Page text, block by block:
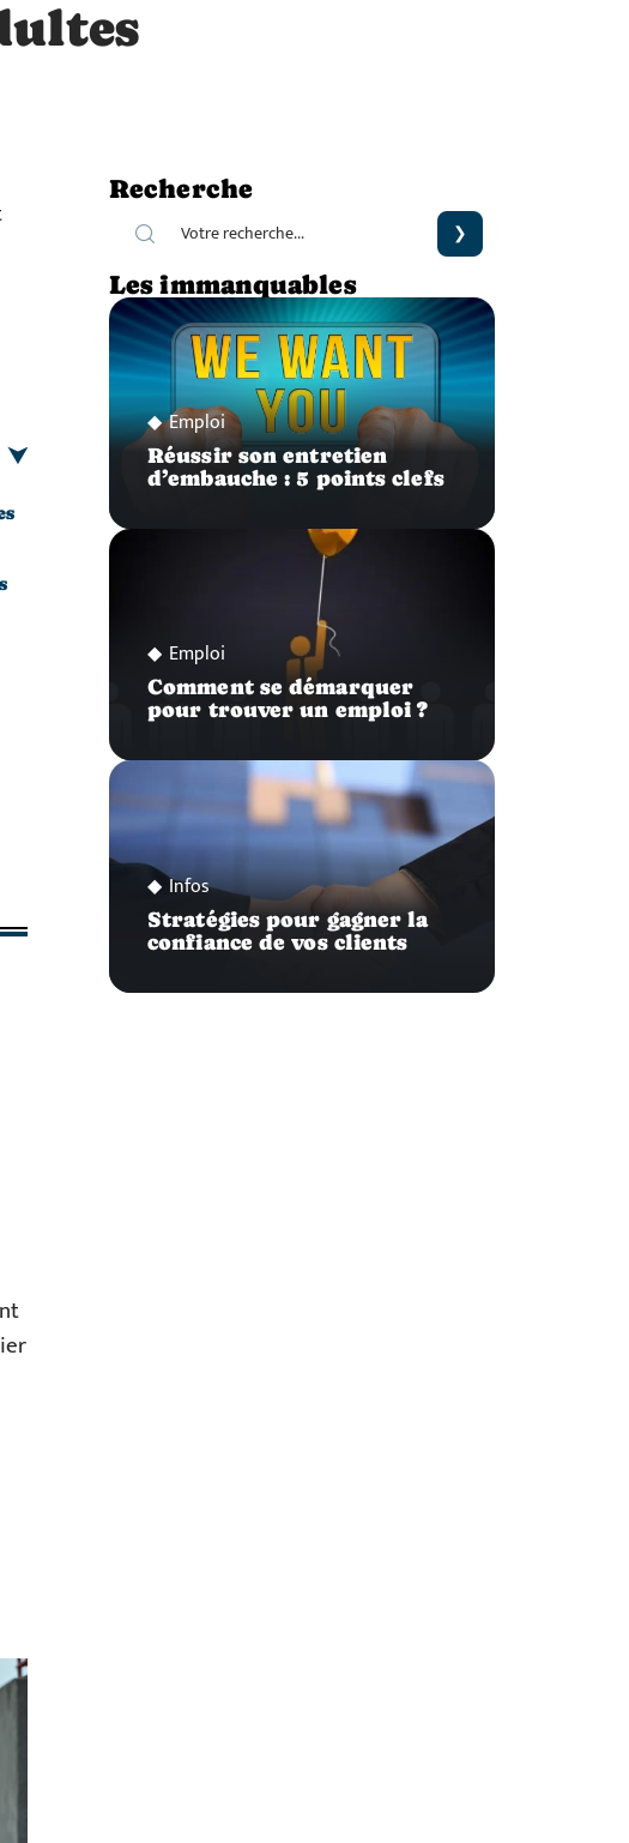
Recherche
Les immanquables
Emploi
Réussir son entretien
d’embauche : 5 points clefs
Emploi
Comment se démarquer
pour trouver un emploi ?
Infos
Stratégies pour gagner la
confiance de vos clients